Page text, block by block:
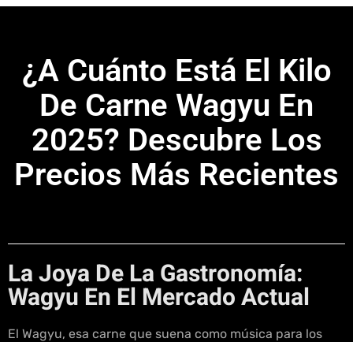
¿A Cuánto Está El Kilo
De Carne Wagyu En
2025? Descubre Los
Precios Más Recientes
La Joya De La Gastronomía:
Wagyu En El Mercado Actual
El Wagyu, esa carne que suena como música para los